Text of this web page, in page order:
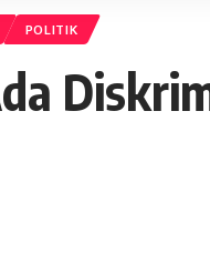
POLITIK